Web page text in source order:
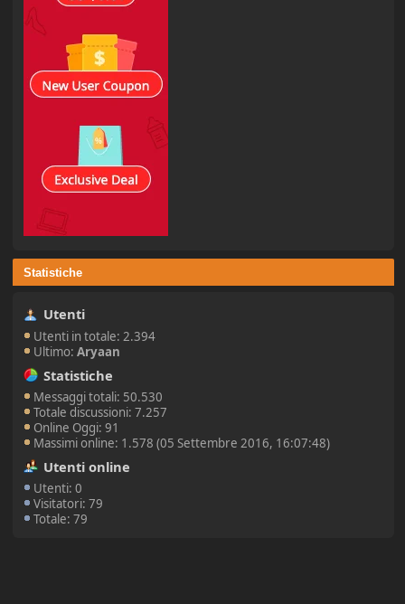
Statistiche
Utenti
Utenti in totale: 2.394
Ultimo:Aryaan
Statistiche
Messaggi totali: 50.530
Totale discussioni: 7.257
Online Oggi: 91
Massimi online: 1.578 (05 Settembre 2016, 16:07:48)
Utenti online
Utenti: 0
Visitatori: 79
Totale: 79